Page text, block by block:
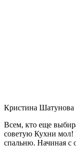
Кристина Шатунова
Всем, кто еще
советую Кухни мол!
спальню. Начиная с